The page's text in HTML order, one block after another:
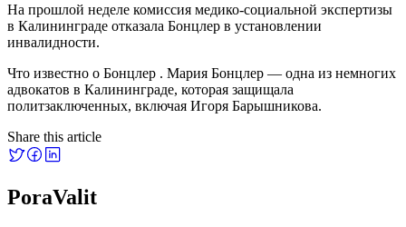
На прошлой неделе комиссия медико-социальной экспертизы
в Калининграде отказала Бонцлер в установлении
инвалидности.
Что известно о Бонцлер . Мария Бонцлер — одна из немногих
адвокатов в Калининграде, которая защищала
политзаключенных, включая Игоря Барышникова.
Share this article
PoraValit